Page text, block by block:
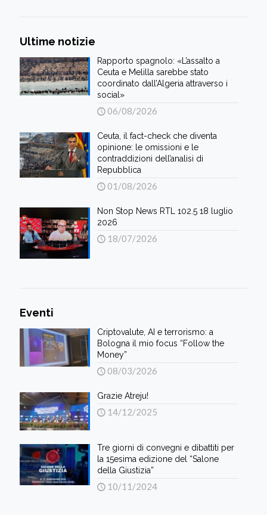
Ultime notizie
Rapporto spagnolo: «L’assalto a
Ceuta e Melilla sarebbe stato
coordinato dall’Algeria attraverso i
social»
06/08/2026
Ceuta, il fact-check che diventa
opinione: le omissioni e le
contraddizioni dell’analisi di
Repubblica
01/08/2026
Non Stop News RTL 102.5 18 luglio
2026
18/07/2026
Eventi
Criptovalute, AI e terrorismo: a
Bologna il mio focus “Follow the
Money”
08/03/2026
Grazie Atreju!
14/12/2025
Tre giorni di convegni e dibattiti per
la 15esima edizione del “Salone
della Giustizia”
10/11/2024